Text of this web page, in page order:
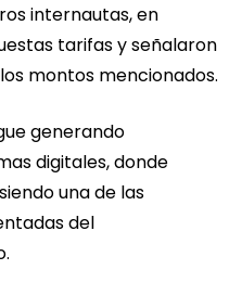
internautas, en
tarifas y señalaron
montos mencionados.
generando
digitales, donde
una de las
del